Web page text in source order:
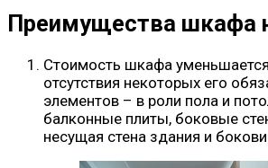
Преимущества шкафа
Стоимость шкафа
отсутствия некоторых его
элементов – в роли пола и
балконные плиты, боковые
несущая стена здания и